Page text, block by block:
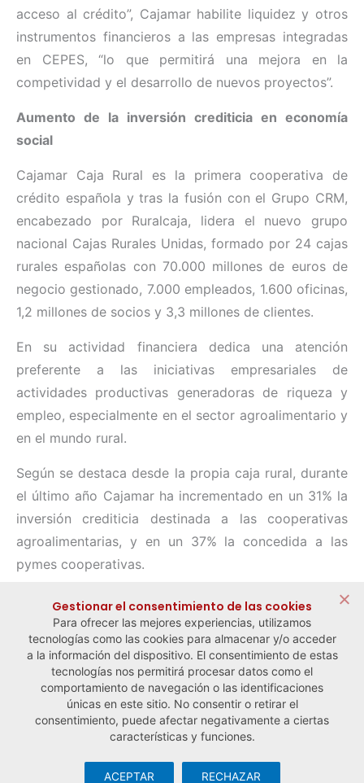
acceso al crédito”, Cajamar habilite liquidez y otros
instrumentos financieros a las empresas integradas
en CEPES, “lo que permitirá una mejora en la
competividad y el desarrollo de nuevos proyectos”.
Aumento de la inversión crediticia en economía
social
Cajamar Caja Rural es la primera cooperativa de
crédito española y tras la fusión con el Grupo CRM,
encabezado por Ruralcaja, lidera el nuevo grupo
nacional Cajas Rurales Unidas, formado por 24 cajas
rurales españolas con 70.000 millones de euros de
negocio gestionado, 7.000 empleados, 1.600 oficinas,
1,2 millones de socios y 3,3 millones de clientes.
En su actividad financiera dedica una atención
preferente a las iniciativas empresariales de
actividades productivas generadoras de riqueza y
empleo, especialmente en el sector agroalimentario y
en el mundo rural.
Según se destaca desde la propia caja rural, durante
el último año Cajamar ha incrementado en un 31% la
inversión crediticia destinada a las cooperativas
agroalimentarias, y en un 37% la concedida a las
pymes cooperativas.
← Noticia anterior Noticia siguiente →
Gestionar el consentimiento de las cookies
Para ofrecer las mejores experiencias, utilizamos
tecnologías como las cookies para almacenar y/o acceder
a la información del dispositivo. El consentimiento de estas
tecnologías nos permitirá procesar datos como el
comportamiento de navegación o las identificaciones
únicas en este sitio. No consentir o retirar el
consentimiento, puede afectar negativamente a ciertas
características y funciones.
ACEPTAR RECHAZAR